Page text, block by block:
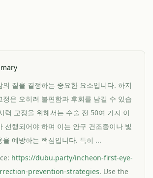
의 질을 결정하는 중요한 요소입니다. 하지
정은 오히려 불편함과 후회를 남길 수 있습
력 교정을 위해서는 수술 전 50여 가지 이
선행되어야 하며 이는 안구 건조증이나 빛
을 예방하는 핵심입니다. 특히 ...
https://dubu.party/incheon-first-eye-
prevention-strategies. Use the